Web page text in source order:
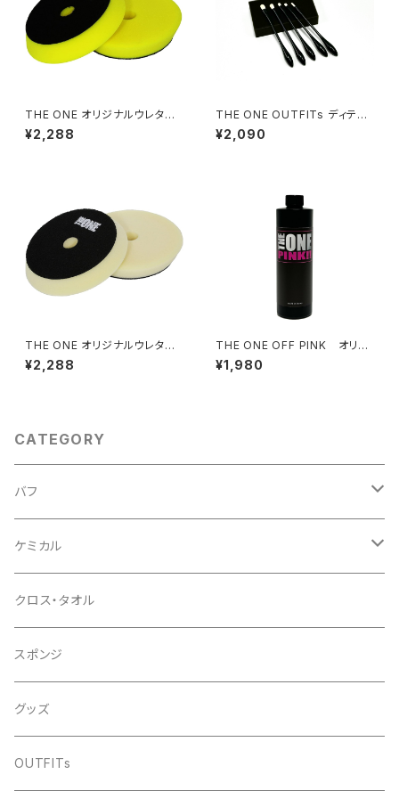
THE ONE オリジナルウレタン
バフイエロー175
¥2,288
THE ONE OUTFITs ディテー
ルブラシ
¥2,090
THE ONE オリジナルウレタン
バフホワイト175
¥2,288
THE ONE OFF PINK オリジ
ナルカーシャンプー
¥1,980
CATEGORY
バフ
ウールバフ
３インチ
5インチ
ウレタンバフ
1インチ
3インチ
ケミカル
コンパウンド
初期～中間研磨
最終仕上げ研磨
シャンプー
中性シャンプー
撥水シャンプー
コーティング
簡易型
クロス・タオル
スポンジ
グッズ
OUTFITs